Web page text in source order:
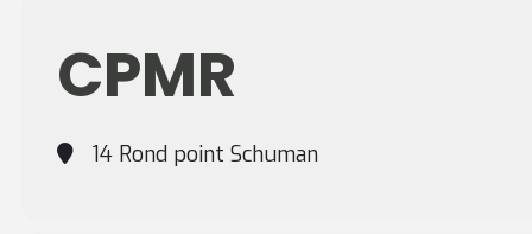
CPMR
14 Rond point Schuman